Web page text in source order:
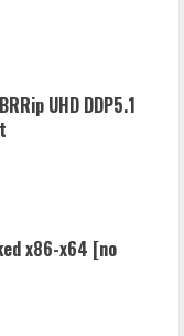
UHD DDP5.1
x86-x64 [no
Plus